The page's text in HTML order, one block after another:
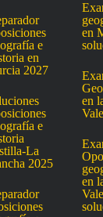
e
en
2027
e
La
2025
en
en
en